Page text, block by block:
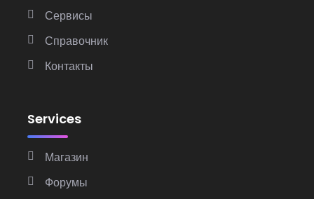
Сервисы
Справочник
Контакты
Services
Магазин
Форумы